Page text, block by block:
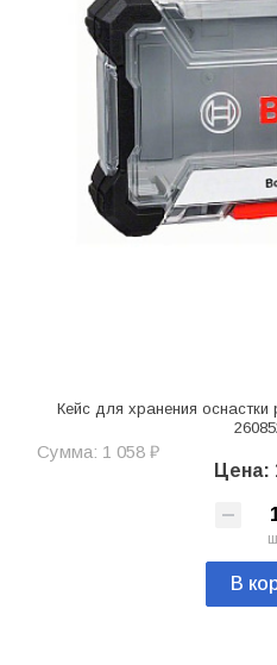
Кейс для хранения
Сумма: 1 058 ₽
Цена:
В